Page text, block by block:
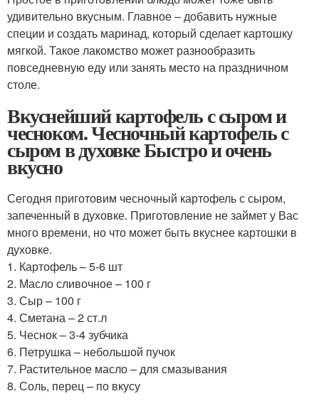
удивительно вкусным. Главное – добавить нужные
специи и создать маринад, который сделает картошку
мягкой. Такое лакомство может разнообразить
повседневную еду или занять место на праздничном
столе.
Вкуснейший картофель с сыром и
чесноком. Чесночный картофель с
сыром в духовке Быстро и очень
вкусно
Сегодня приготовим чесночный картофель с сыром,
запеченный в духовке. Приготовление не займет у Вас
много времени, но что может быть вкуснее картошки в
духовке.
1. Картофель – 5-6 шт
2. Масло сливочное – 100 г
3. Сыр – 100 г
4. Сметана – 2 ст.л
5. Чеснок – 3-4 зубчика
6. Петрушка – небольшой пучок
7. Растительное масло – для смазывания
8. Соль, перец – по вкусу